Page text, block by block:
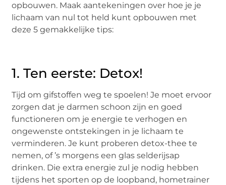
opbouwen. Maak aantekeningen over hoe je je
lichaam van nul tot held kunt opbouwen met
deze 5 gemakkelijke tips:
1. Ten eerste: Detox!
Tijd om gifstoffen weg te spoelen! Je moet ervoor
zorgen dat je darmen schoon zijn en goed
functioneren om je energie te verhogen en
ongewenste ontstekingen in je lichaam te
verminderen. Je kunt proberen detox-thee te
nemen, of ’s morgens een glas selderijsap
drinken. Die extra energie zul je nodig hebben
tijdens het sporten op de loopband, hometrainer